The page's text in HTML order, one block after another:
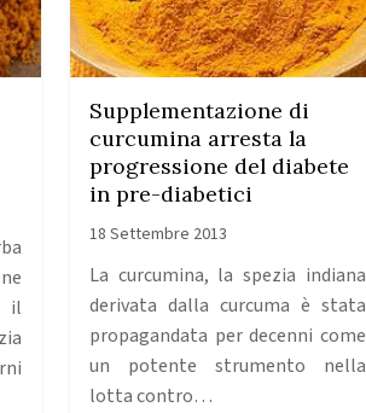
il
Supplementazione di
curcumina arresta la
progressione del diabete
in pre-diabetici
18 Settembre 2013
La curcumina, la spezia indiana
derivata dalla curcuma è stata
propagandata per decenni come
un potente strumento nella
lotta contro…